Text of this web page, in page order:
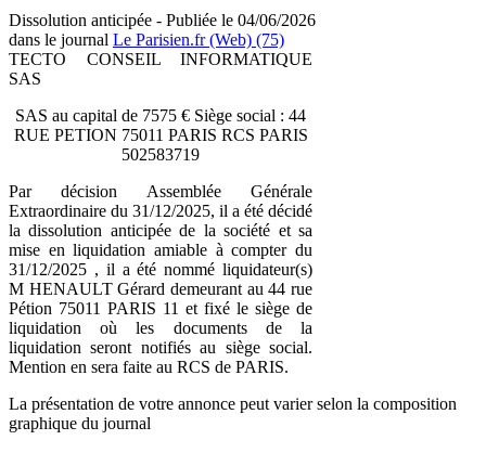
Dissolution anticipée - Publiée le 04/06/2026
dans le journal Le Parisien.fr (Web) (75)
TECTO CONSEIL INFORMATIQUE
SAS
SAS au capital de 7575 € Siège social : 44
RUE PETION 75011 PARIS RCS PARIS
502583719
Par décision Assemblée Générale
Extraordinaire du 31/12/2025, il a été décidé
la dissolution anticipée de la société et sa
mise en liquidation amiable à compter du
31/12/2025 , il a été nommé liquidateur(s)
M HENAULT Gérard demeurant au 44 rue
Pétion 75011 PARIS 11 et fixé le siège de
liquidation où les documents de la
liquidation seront notifiés au siège social.
Mention en sera faite au RCS de PARIS.
La présentation de votre annonce peut varier selon la composition
graphique du journal